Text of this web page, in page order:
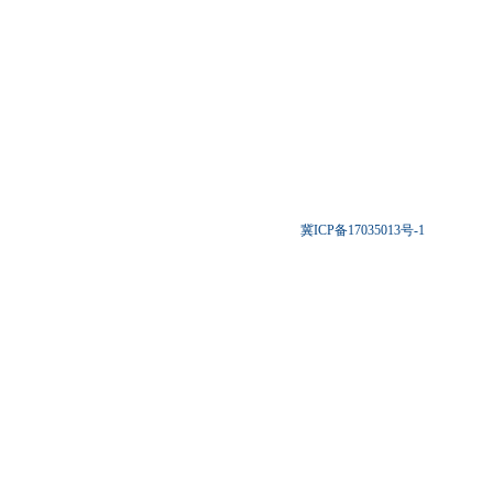
冀ICP备17035013号-1